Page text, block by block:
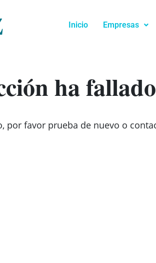
Inicio Empresas
ha fallado
por favor prueba de nuevo o